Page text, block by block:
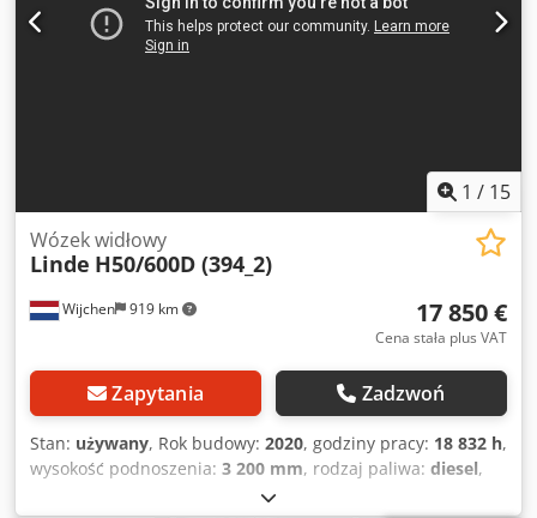
1 / 15
Wijchen 919 km
Wózek widłowy
Linde H50/600D (394_2)
17 850 €
Cena stała plus VAT
Zapytania Zadzwoń
Stan: używany, Rok budowy: 2020, godziny pracy: 18 832 h,
wysokość podnoszenia: 3 200 mm, rodzaj paliwa: diesel,
, długość wideł: